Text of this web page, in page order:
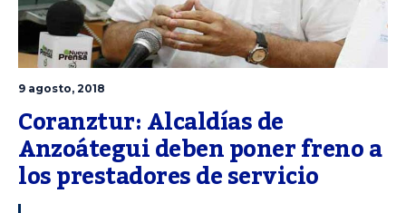
9 agosto, 2018
Coranztur: Alcaldías de
Anzoátegui deben poner freno a
los prestadores de servicio